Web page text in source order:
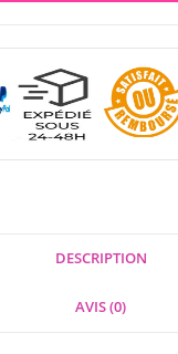
DESCRIPTION
AVIS (0)